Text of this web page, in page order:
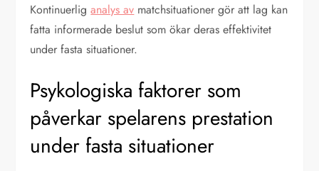
Kontinuerliganalys av matchsituationer gör att lag kan
fatta informerade beslut som ökar deras effektivitet
under fasta situationer.
Psykologiska faktorer som
påverkar spelarens prestation
under fasta situationer